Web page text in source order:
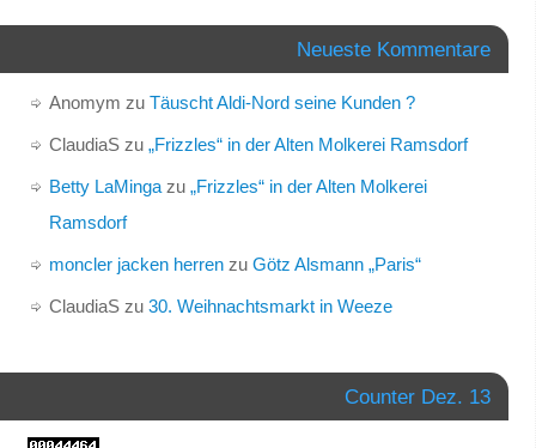
Neueste Kommentare
Anomym zu Täuscht Aldi-Nord seine Kunden ?
ClaudiaSzu „Frizzles“ in der Alten Molkerei Ramsdorf
Betty LaMingazu „Frizzles“ in der Alten Molkerei
Ramsdorf
moncler jacken herrenzu Götz Alsmann „Paris“
ClaudiaSzu 30. Weihnachtsmarkt in Weeze
Counter Dez. 13